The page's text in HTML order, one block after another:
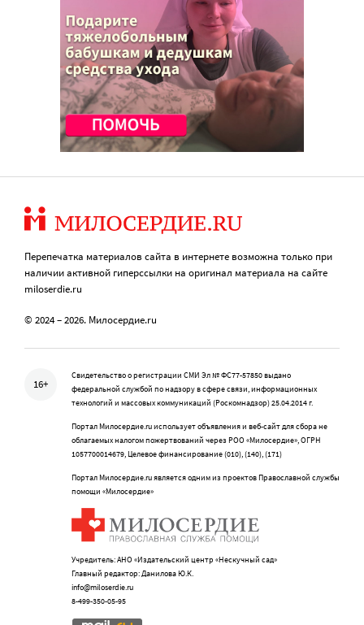
Перепечатка материалов сайта в интернете возможна только при
наличии активной гиперссылки на оригинал материала на сайте
miloserdie.ru
© 2024 – 2026. Милосердие.ru
16+
Свидетельство о регистрации СМИ Эл № ФС77-57850 выдано
федеральной службой по надзору в сфере связи, информационных
технологий и массовых коммуникаций (Роскомнадзор) 25.04.2014 г.
Портал Милосердие.ru использует объявления и веб-сайт для сбора не
облагаемых налогом пожертвований через РОО «Милосердие», ОГРН
1057700014679, Целевое финансирование (010), (140), (171)
Портал Милосердие.ru является одним из проектов Православной службы
помощи «Милосердие»
Учредитель: АНО «Издательский центр «Нескучный сад»
Главный редактор: Данилова Ю.К.
info@miloserdie.ru
8-499-350-05-95